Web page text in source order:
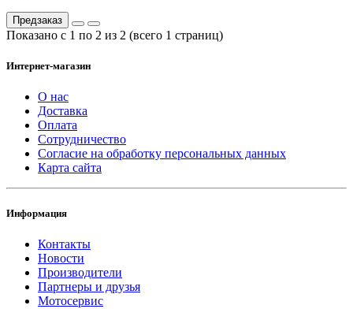
Предзаказ
Показано с 1 по 2 из 2 (всего 1 страниц)
Интернет-магазин
О нас
Доставка
Оплата
Сотрудничество
Согласие на обработку персональных данных
Карта сайта
Информация
Контакты
Новости
Производители
Партнеры и друзья
Мотосервис